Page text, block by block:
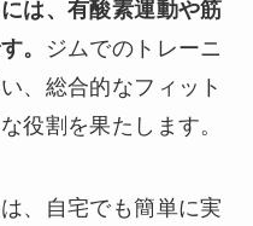
は、有酸素運動や筋
。
ジムでのトレーニ
、総合的なフィット
役割を果たします。
、自宅でも簡単に実